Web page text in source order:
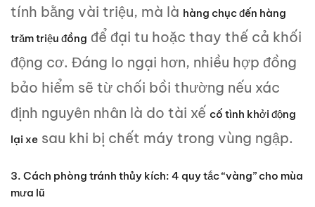
tính bằng vài triệu, mà là hàng chục đến hàng
trăm triệu đồng để đại tu hoặc thay thế cả khối
động cơ. Đáng lo ngại hơn, nhiều hợp đồng
bảo hiểm sẽ từ chối bồi thường nếu xác
định nguyên nhân là do tài xế cố tình khởi động
lại xe sau khi bị chết máy trong vùng ngập.
3. Cách phòng tránh thủy kích: 4 quy tắc “vàng” cho mùa
mưa lũ